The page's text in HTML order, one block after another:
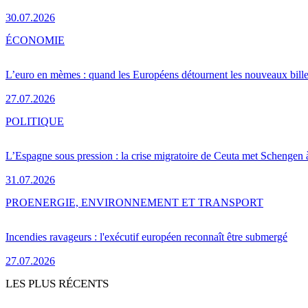
30.07.2026
L’euro en mèmes : quand les Européens détournent les nouveaux
27.07.2026
ÉCONOMIE
L’Espagne sous pression : la crise migratoire de Ceuta met Schengen
31.07.2026
POLITIQUE
Incendies ravageurs : l'exécutif européen reconnaît être submergé
27.07.2026
PROENERGIE, ENVIRONNEMENT ET TRANSPORT
LES PLUS RÉCENTS